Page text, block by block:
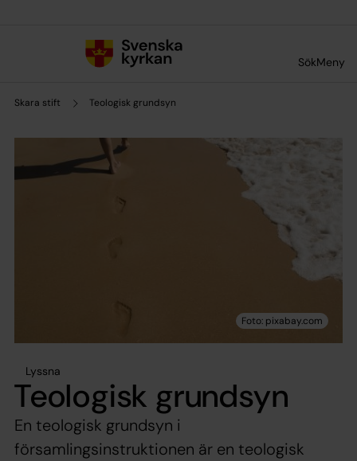
SökMeny
Skara stift Teologisk grundsyn
Lyssna
Teologisk grundsyn
En teologisk grundsyn i
församlingsinstruktionen är en teologisk